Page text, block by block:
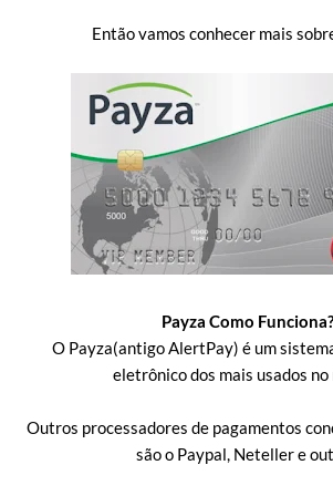
Então vamos conhecer mais
Payza Como Funciona?
O Payza(antigo AlertPay) é um
eletrônico dos mais usados no
Outros processadores de pagamentos
são o Paypal, Neteller e